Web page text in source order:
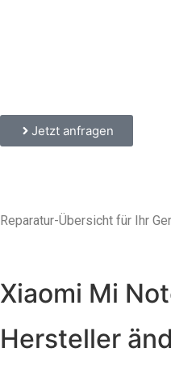
Jetzt anfragen
Reparatur-Übersicht für Ihr
Xiaomi Mi
Hersteller